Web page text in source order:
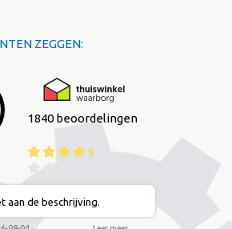
ZEGGEN:
1840 beoordelingen
aan de beschrijving.